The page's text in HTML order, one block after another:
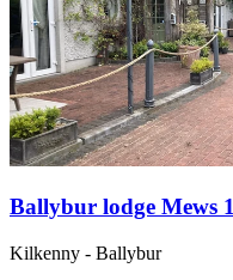
Ballybur lodge Mews 1
Kilkenny - Ballybur